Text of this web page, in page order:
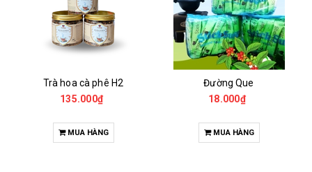
Trà hoa cà phê H2
135.000₫
MUA HÀNG
Đường Que
18.000₫
MUA HÀNG